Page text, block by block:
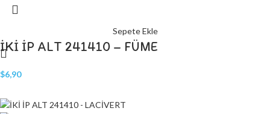
Sepete Ekle
İKİ İP ALT 241410 – FÜME
$6,90